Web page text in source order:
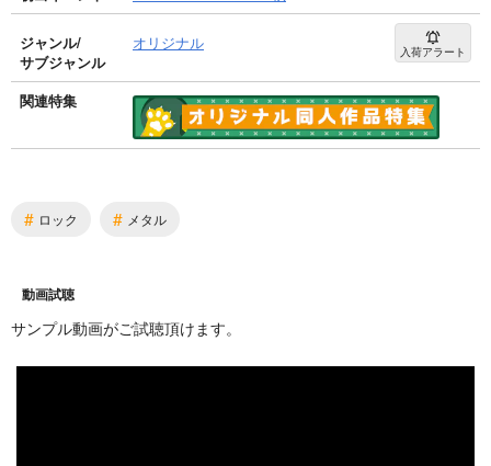
ジャンル/
サブジャンル
オリジナル 入荷アラート
関連特集
# ロック # メタル
動画試聴
サンプル動画がご試聴頂けます。